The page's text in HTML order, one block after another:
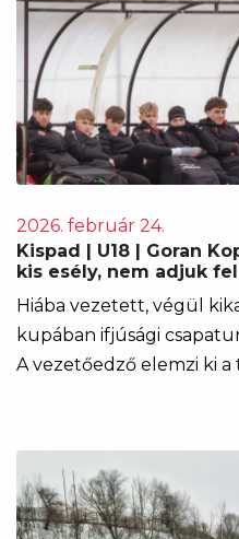
2026. február 24.
Kispad | U18 | Goran
kis esély, nem adjuk fel
Hiába vezetett, végül
kupában ifjúsági
A vezetőedző elemzi ki